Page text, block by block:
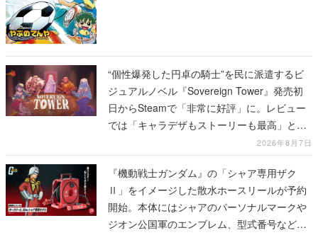
“個性爆発した円卓の騎士”を民に派遣するビ
ジュアルノベル『Sovereign Tower』発売初
日からSteamで「非常に好評」に。レビュー
では「キャラデザもストーリーも最高」と称
2026年8月7日
『機動戦士ガンダム』の「シャア専用ザク
Ⅱ」をイメージした散水ホースリールが予約
開始。本体にはシャアのパーソナルマークや
ジオン公国軍のエンブレム、型式番号などを